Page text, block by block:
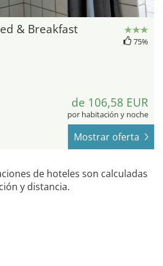
& Breakfast
75%
de 106,58 EUR
por habitación y noche
Mostrar oferta
de hoteles son calculadas
y distancia.